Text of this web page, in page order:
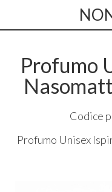
Profumo
Codice
Profumo Unisex